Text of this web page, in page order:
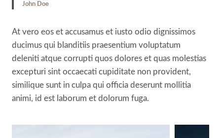
John Doe
At vero eos et accusamus et iusto odio dignissimos
ducimus qui blanditiis praesentium voluptatum
deleniti atque corrupti quos dolores et quas molestias
excepturi sint occaecati cupiditate non provident,
similique sunt in culpa qui officia deserunt mollitia
animi, id est laborum et dolorum fuga.